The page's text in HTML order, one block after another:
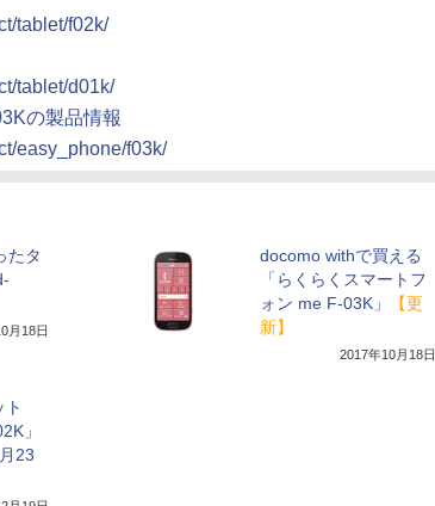
tablet/f02k/
tablet/d01k/
の製品情報
easy_phone/f03k/
たタ
月18日
docomo withで買える
「らくらくスマートフ
ォン me F-03K」
【更
新】
2017年10月18日
ト
」
23